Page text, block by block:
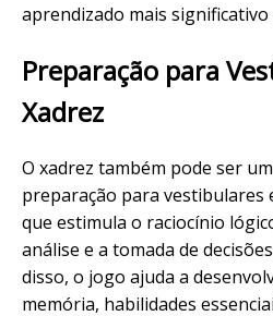
aprendizado mais
Preparação para
Xadrez
O xadrez também pode ser
preparação para vestibulares
que estimula o raciocínio
análise e a tomada de
disso, o jogo ajuda a
memória, habilidades